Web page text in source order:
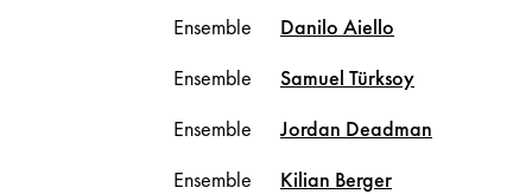
Ensemble
Danilo Aiello
Ensemble
Samuel Türksoy
Ensemble
Jordan Deadman
Ensemble
Kilian Berger